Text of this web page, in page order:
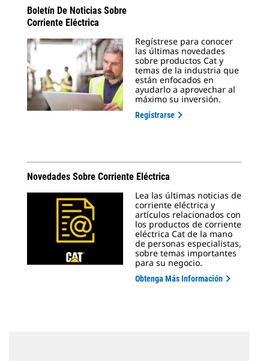
Boletín De Noticias Sobre
Corriente Eléctrica
Regístrese para conocer
las últimas novedades
sobre productos Cat y
temas de la industria que
están enfocados en
ayudarlo a aprovechar al
máximo su inversión.
Registrarse
Novedades Sobre Corriente Eléctrica
Lea las últimas noticias de
corriente eléctrica y
artículos relacionados con
los productos de corriente
eléctrica Cat de la mano
de personas especialistas,
sobre temas importantes
para su negocio.
Obtenga Más Información